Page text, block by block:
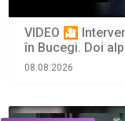
VIDEO 🎦
în Bucegi. Doi
08.08.2026